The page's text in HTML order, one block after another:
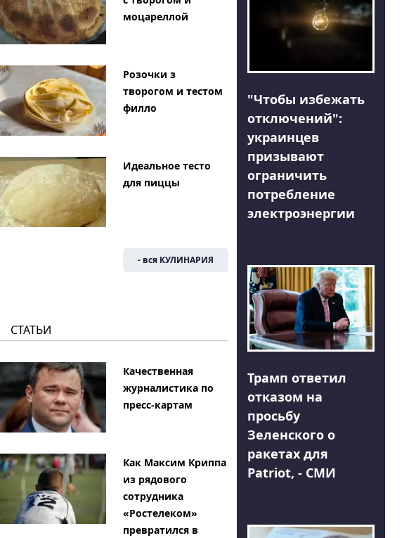
моцареллой
Розочки з
творогом и тестом
филло
Идеальное тесто
для пиццы
- вся КУЛИНАРИЯ
СТАТЬИ
Качественная
журналистика по
пресс-картам
Как Максим Криппа
из рядового
сотрудника
«Ростелеком»
превратился в
"Чтобы избежать
отключений":
украинцев
призывают
ограничить
потребление
электроэнергии
Трамп ответил
отказом на
просьбу
Зеленского о
ракетах для
Patriot, - СМИ